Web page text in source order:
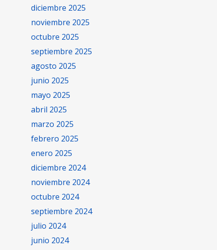
diciembre 2025
noviembre 2025
octubre 2025
septiembre 2025
agosto 2025
junio 2025
mayo 2025
abril 2025
marzo 2025
febrero 2025
enero 2025
diciembre 2024
noviembre 2024
octubre 2024
septiembre 2024
julio 2024
junio 2024